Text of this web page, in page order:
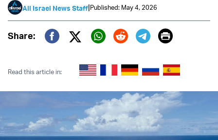
All Israel News Staff|Published: May 4, 2026
Share:
Twitter (X)
Print
Read this article in: